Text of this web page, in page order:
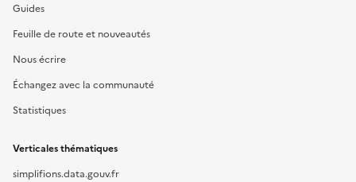
Guides
Feuille de route et nouveautés
Nous écrire
Échangez avec la communauté
Statistiques
Verticales thématiques
simplifions.data.gouv.fr